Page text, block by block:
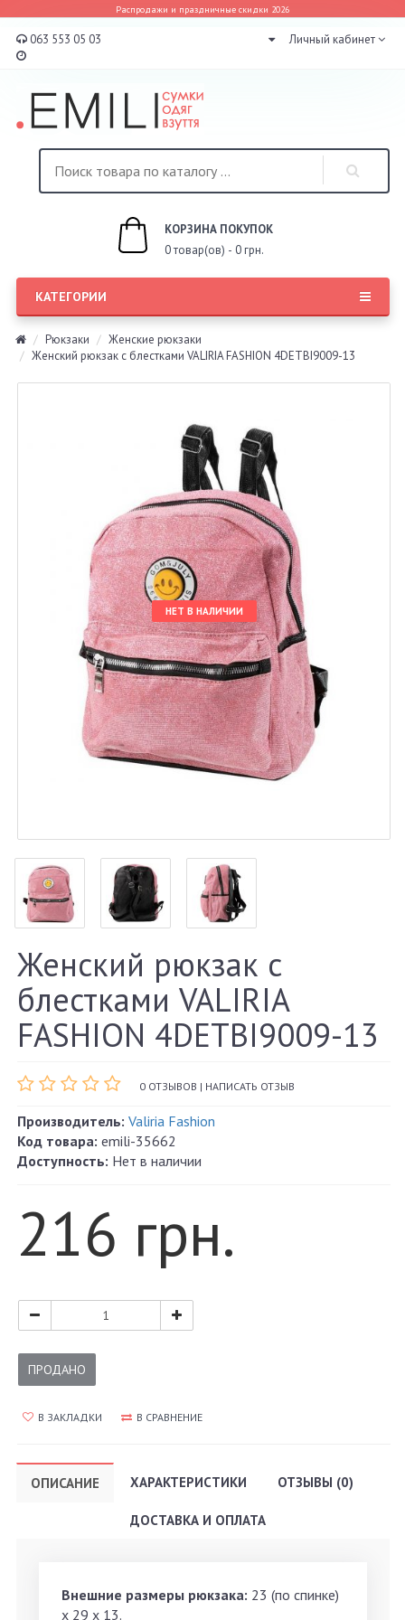
Распродажи и праздничные скидки 2026
063 553 05 03 Личный кабинет
КОРЗИНА ПОКУПОК
0 товар(ов) - 0 грн.
КАТЕГОРИИ
Рюкзаки
Женские рюкзаки
Женский рюкзак с блестками VALIRIA FASHION 4DETBI9009-13
НЕТ В НАЛИЧИИ
Женский рюкзак с
блестками VALIRIA
FASHION 4DETBI9009-13
0 ОТЗЫВОВ | НАПИСАТЬ ОТЗЫВ
Производитель: Valiria Fashion
Код товара: emili-35662
Доступность: Нет в наличии
216 грн.
ПРОДАНО
В ЗАКЛАДКИ В СРАВНЕНИЕ
ОПИСАНИЕ ХАРАКТЕРИСТИКИ ОТЗЫВЫ (0)
ДОСТАВКА И ОПЛАТА
Внешние размеры рюкзака: 23 (по спинке)
х 29 х 13.